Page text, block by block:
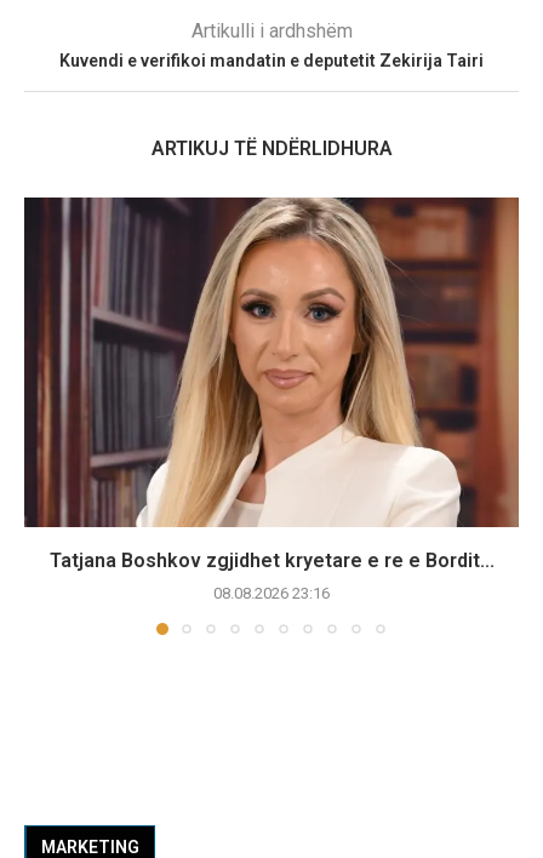
Artikulli i ardhshëm
Kuvendi e verifikoi mandatin e deputetit Zekirija Tairi
ARTIKUJ TË NDËRLIDHURA
Tatjana Boshkov zgjidhet kryetare e re e Bordit...
08.08.2026 23:16
MARKETING